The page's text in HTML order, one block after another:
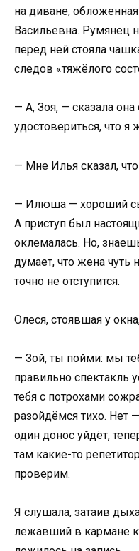
на диване,
Васильевна. Румянец
перед ней стояла
следов «тяжёлого
— А, Зоя, — сказала
удостовериться, что я
— Мне Илья сказал,
— Илюша — хороший
А приступ был
оклемалась. Но,
думает, что жена чуть
точно не отступится.
Олеся, стоявшая у
— Зой, ты пойми: мы
правильно спектакль
тебя с потрохами
разойдёмся тихо. Нет
один донос уйдёт,
там какие-то
проверим.
Я слушала, затаив
лежавший в кармане